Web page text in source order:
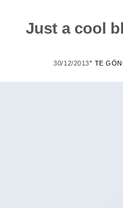
Just a cool
30/12/2013’' TE